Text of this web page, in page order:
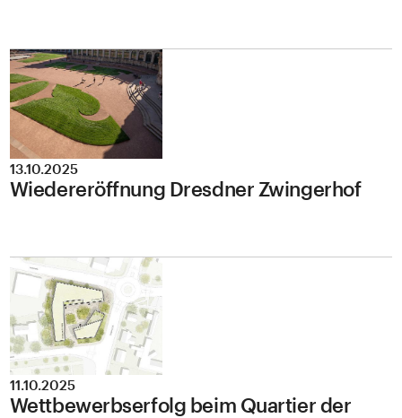
13.10.2025
Wiedereröffnung Dresdner Zwingerhof
11.10.2025
Wettbewerbserfolg beim Quartier der